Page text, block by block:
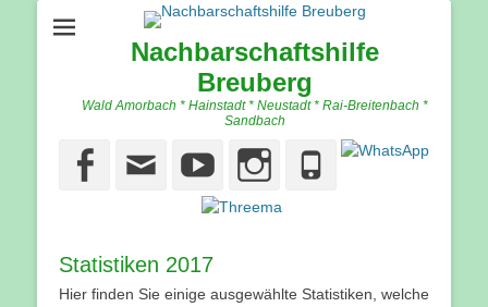
Nachbarschaftshilfe
Breuberg
Wald Amorbach * Hainstadt * Neustadt * Rai-Breitenbach *
Sandbach
Facebook
EmailYouTube
Instagram
Phone
Statistiken 2017
Hier finden Sie einige ausgewählte Statistiken, welche